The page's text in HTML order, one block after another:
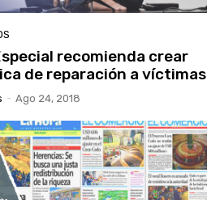
recomienda crear
de reparación a víctimas
- Ago 24, 2018